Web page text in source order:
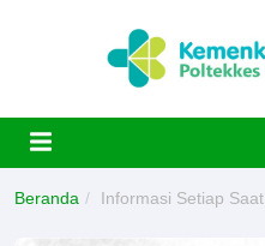
Beranda Informasi Setiap Saat